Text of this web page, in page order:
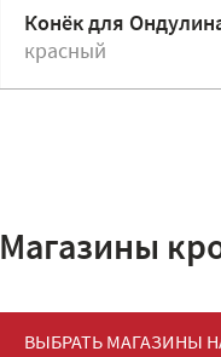
Конёк для
красный
Магазины
ВЫБРАТЬ МАГАЗИНЫ